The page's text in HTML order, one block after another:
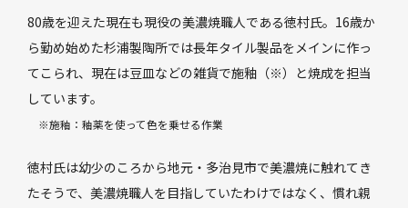
80歳を迎えた現在も現役の美濃焼職人である徳村氏。16歳か
ら勤め始めた杉浦製陶所では長年タイル製品をメインに作っ
てこられ、現在は豆皿などの雑貨で施釉（※）と焼成を担当
しています。
※施釉：釉薬を使って色を乗せる作業
徳村氏は幼少のころから地元・多治見市で美濃焼に触れてき
たそうで、美濃焼職人を目指していたわけではなく、慣れ親